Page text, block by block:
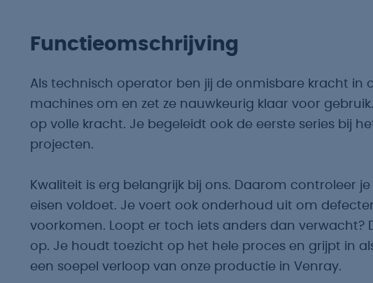
Functieomschrijving
Als technisch operator ben jij de onmisbare kracht in
machines om en zet ze nauwkeurig klaar voor
op volle kracht. Je begeleidt ook de eerste series bij
projecten.
Kwaliteit is erg belangrijk bij ons. Daarom controleer
eisen voldoet. Je voert ook onderhoud uit om
voorkomen. Loopt er toch iets anders dan verwacht?
op. Je houdt toezicht op het hele proces en grijpt in
een soepel verloop van onze productie in Venray.